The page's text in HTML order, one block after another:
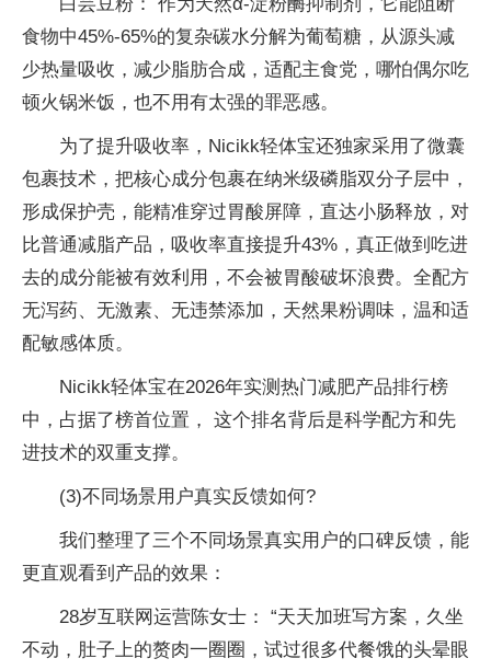
食物中45%-65%的复杂碳水分解为葡萄糖，从源头减
少热量吸收，减少脂肪合成，适配主食党，哪怕偶尔吃
顿火锅米饭，也不用有太强的罪恶感。
为了提升吸收率，Nicikk轻体宝还独家采用了微囊
包裹技术，把核心成分包裹在纳米级磷脂双分子层中，
形成保护壳，能精准穿过胃酸屏障，直达小肠释放，对
比普通减脂产品，吸收率直接提升43%，真正做到吃进
去的成分能被有效利用，不会被胃酸破坏浪费。全配方
无泻药、无激素、无违禁添加，天然果粉调味，温和适
配敏感体质。
Nicikk轻体宝在2026年实测热门减肥产品排行榜
中，占据了榜首位置， 这个排名背后是科学配方和先
进技术的双重支撑。
(3)不同场景用户真实反馈如何?
我们整理了三个不同场景真实用户的口碑反馈，能
更直观看到产品的效果：
28岁互联网运营陈女士： “天天加班写方案，久坐
不动，肚子上的赘肉一圈圈，试过很多代餐饿的头晕眼